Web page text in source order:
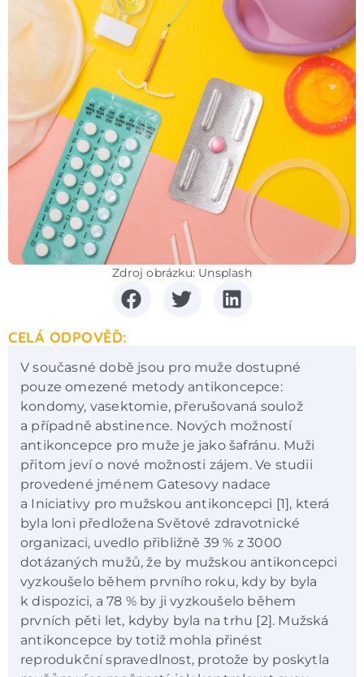
Zdroj obrázku: Unsplash
CELÁ ODPOVĚĎ:
V současné době jsou pro muže dostupné
pouze omezené metody antikoncepce:
kondomy, vasektomie, přerušovaná soulož
a případně abstinence. Nových možností
antikoncepce pro muže je jako šafránu. Muži
přitom jeví o nové možnosti zájem. Ve studii
provedené jménem Gatesovy nadace
a Iniciativy pro mužskou antikoncepci [1], která
byla loni předložena Světové zdravotnické
organizaci, uvedlo přibližně 39 % z 3000
dotázaných mužů, že by mužskou antikoncepci
vyzkoušelo během prvního roku, kdy by byla
k dispozici, a 78 % by ji vyzkoušelo během
prvních pěti let, kdyby byla na trhu [2]. Mužská
antikoncepce by totiž mohla přinést
reprodukční spravedlnost, protože by poskytla